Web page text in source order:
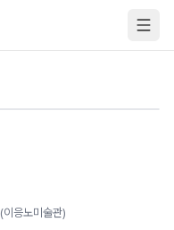
(이응노미술관)